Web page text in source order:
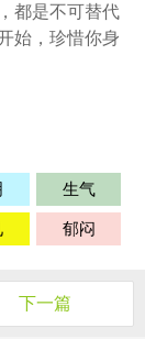
都是不可替代
始，珍惜你身
生气
郁闷
下一篇